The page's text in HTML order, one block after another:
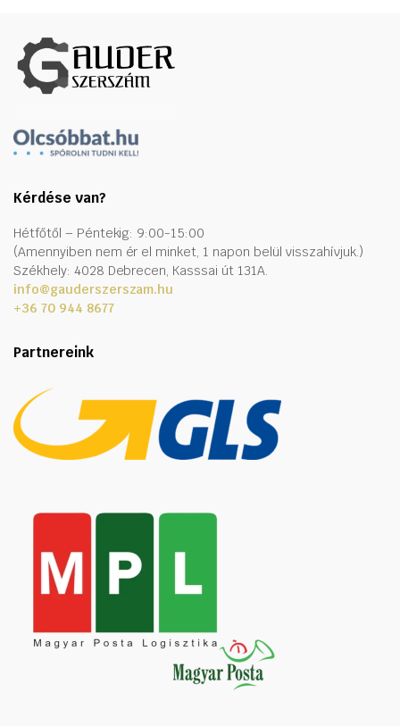
Kérdése van?
Hétfőtől – Péntekig: 9:00-15:00
(Amennyiben nem ér el minket, 1 napon belül visszahívjuk.)
Székhely: 4028 Debrecen, Kasssai út 131A.
info@gauderszerszam.hu
+36 70 944 8677
Partnereink